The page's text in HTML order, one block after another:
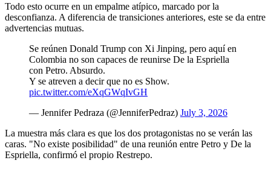
Todo esto ocurre en un empalme atípico, marcado por la
desconfianza. A diferencia de transiciones anteriores, este se da entre
advertencias mutuas.
Se reúnen Donald Trump con Xi Jinping, pero aquí en
Colombia no son capaces de reunirse De la Espriella
con Petro. Absurdo.
Y se atreven a decir que no es Show.
pic.twitter.com/eXqGWqIvGH
— Jennifer Pedraza (@JenniferPedraz) July 3, 2026
La muestra más clara es que los dos protagonistas no se verán las
caras. "No existe posibilidad" de una reunión entre Petro y De la
Espriella, confirmó el propio Restrepo.